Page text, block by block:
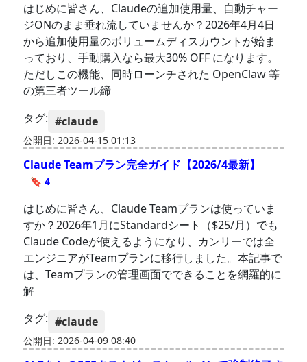
はじめに皆さん、Claudeの追加使用量、自動チャー
ジONのまま垂れ流していませんか？2026年4月4日
から追加使用量のボリュームディスカウントが始ま
っており、手動購入なら最大30% OFF になります。
ただしこの機能、同時ローンチされた OpenClaw 等
の第三者ツール締
タグ: #claude
公開日: 2026-04-15 01:13
Claude Teamプラン完全ガイド【2026/4最新】
🔖 4
はじめに皆さん、Claude Teamプランは使っていま
すか？2026年1月にStandardシート（$25/月）でも
Claude Codeが使えるようになり、カンリーでは全
エンジニアがTeamプランに移行しました。本記事で
は、Teamプランの管理画面でできることを網羅的に
解
タグ: #claude
公開日: 2026-04-09 08:40